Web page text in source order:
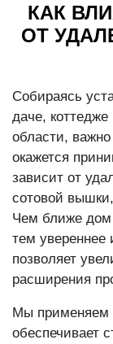
КАК
ОТ
Собираясь
даче,
области,
окажется
зависит от
сотовой вышки,
Чем ближе дом
тем увереннее
позволяет
расширения
Мы применяем
обеспечивает